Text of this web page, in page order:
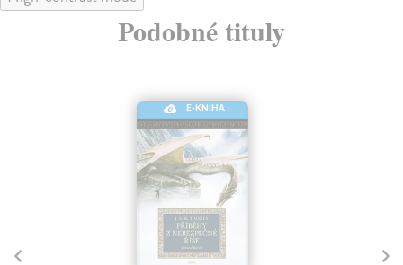
Podobné tituly
E-KNIHA